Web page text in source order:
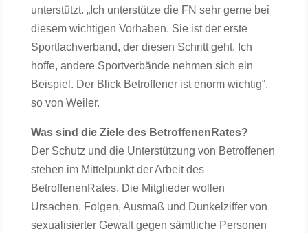
unterstützt. „Ich unterstütze die FN sehr gerne bei
diesem wichtigen Vorhaben. Sie ist der erste
Sportfachverband, der diesen Schritt geht. Ich
hoffe, andere Sportverbände nehmen sich ein
Beispiel. Der Blick Betroffener ist enorm wichtig“,
so von Weiler.
Was sind die Ziele des BetroffenenRates?
Der Schutz und die Unterstützung von Betroffenen
stehen im Mittelpunkt der Arbeit des
BetroffenenRates. Die Mitglieder wollen
Ursachen, Folgen, Ausmaß und Dunkelziffer von
sexualisierter Gewalt gegen sämtliche Personen